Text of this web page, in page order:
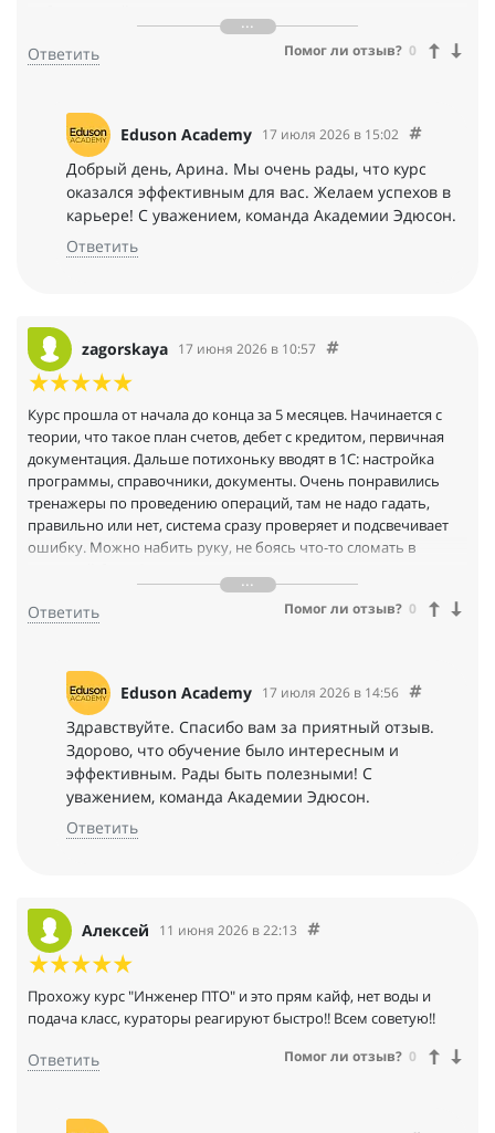
аутстафферами. А это именно то, зачем шла.
Ответить Помог ли отзыв? 0
Eduson Academy 17 июля 2026 в 15:02
Добрый день, Арина. Мы очень рады, что курс
оказался эффективным для вас. Желаем успехов в
карьере! С уважением, команда Академии Эдюсон.
Ответить
zagorskaya 17 июня 2026 в 10:57
Курс прошла от начала до конца за 5 месяцев. Начинается с
теории, что такое план счетов, дебет с кредитом, первичная
документация. Дальше потихоньку вводят в 1С: настройка
программы, справочники, документы. Очень понравились
тренажеры по проведению операций, там не надо гадать,
правильно или нет, система сразу проверяет и подсвечивает
ошибку. Можно набить руку, не боясь что-то сломать в
операций, работа с поставщиками и закрытие месяца. Сейчас
работаю помощником бухгалтера в небольшой фирме,
Ответить Помог ли отзыв? 0
Eduson Academy 17 июля 2026 в 14:56
Здравствуйте. Спасибо вам за приятный отзыв.
Здорово, что обучение было интересным и
эффективным. Рады быть полезными! С
уважением, команда Академии Эдюсон.
Ответить
Алексей 11 июня 2026 в 22:13
Прохожу курс "Инженер ПТО" и это прям кайф, нет воды и
подача класс, кураторы реагируют быстро!! Всем советую!!
Ответить Помог ли отзыв? 0